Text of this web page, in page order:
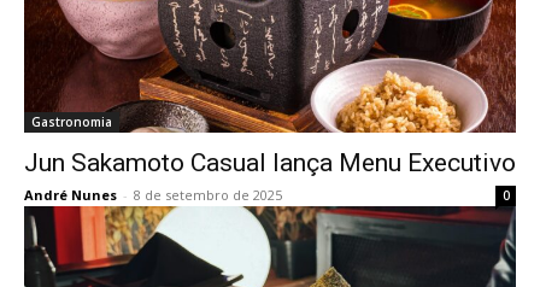
Gastronomia
Jun Sakamoto Casual lança Menu Executivo
André Nunes - 8 de setembro de 2025 0